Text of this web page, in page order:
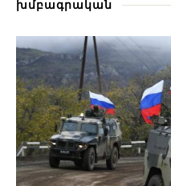
խմբագրական